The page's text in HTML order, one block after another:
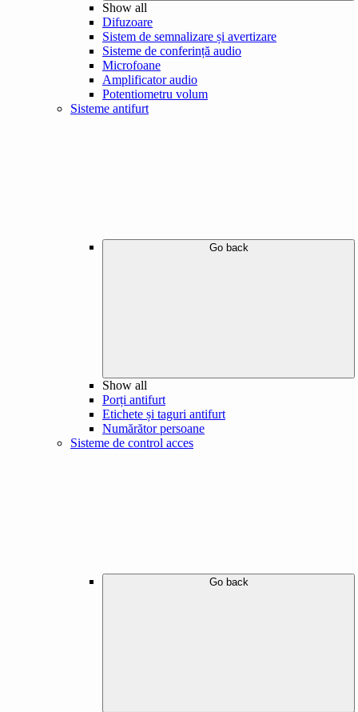
Show all
Difuzoare
Sistem de semnalizare și avertizare
Sisteme de conferință audio
Microfoane
Amplificator audio
Potentiometru volum
Sisteme antifurt
Go back
Show all
Porți antifurt
Etichete și taguri antifurt
Numărător persoane
Sisteme de control acces
Go back